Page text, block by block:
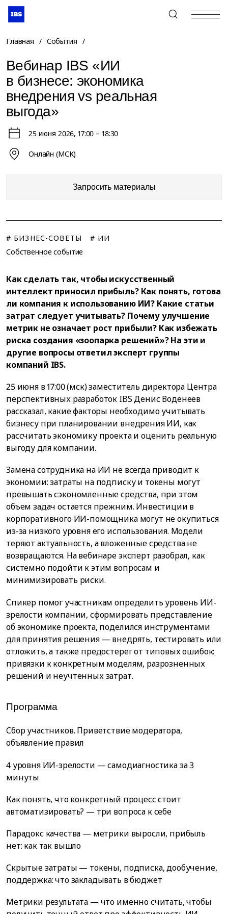
+7 (495) 967-80-80
Главная / События /
Вебинар IBS «ИИ
в бизнесе: экономика
внедрения vs реальная
выгода»
25 июня 2026, 17:00 – 18:30
Онлайн (МСК)
Запросить материалы
# БИЗНЕС-СОВЕТЫ
# ИИ
Собственное событие
Как сделать так, чтобы искусственный
интеллект приносил прибыль? Как понять, готова
ли компания к использованию ИИ? Какие статьи
затрат следует учитывать? Почему улучшение
метрик не означает рост прибыли? Как избежать
риска создания «зоопарка решений»? На эти и
другие вопросы ответил эксперт группы
компаний IBS.
25 июня в 17:00 (мск) заместитель директора Центра
перспективных разработок IBS Денис Воденеев
рассказал, какие факторы необходимо учитывать
бизнесу при планировании внедрения ИИ, как
рассчитать экономику проекта и оценить реальную
выгоду для компании.
Замена сотрудника на ИИ не всегда приводит к
экономии: затраты на подписку и токены могут
превышать сэкономленные средства, при этом
объем задач остается прежним. Инвестиции в
корпоративного ИИ-помощника могут не окупиться
из-за низкого уровня его использования. Модели
теряют актуальность, а вложенные средства не
возвращаются. На вебинаре эксперт разобрал, как
системно подойти к этим вопросам и
минимизировать риски.
Спикер помог участникам определить уровень ИИ-
зрелости компании, сформировать представление
об экономике проекта, поделился инструментами
для принятия решения — внедрять, тестировать или
отложить, а также предостерег от типовых ошибок:
привязки к конкретным моделям, разрозненных
решений и неучтенных затрат.
Программа
Сбор участников. Приветствие модератора,
объявление правил
4 уровня ИИ-зрелости — самодиагностика за 3
минуты
Как понять, что конкретный процесс стоит
автоматизировать? — три вопроса к себе
Парадокс качества — метрики выросли, прибыль
нет: как так вышло
Скрытые затраты — токены, подписка, дообучение,
поддержка: что закладывать в бюджет
Метрики результата — что именно считать, чтобы